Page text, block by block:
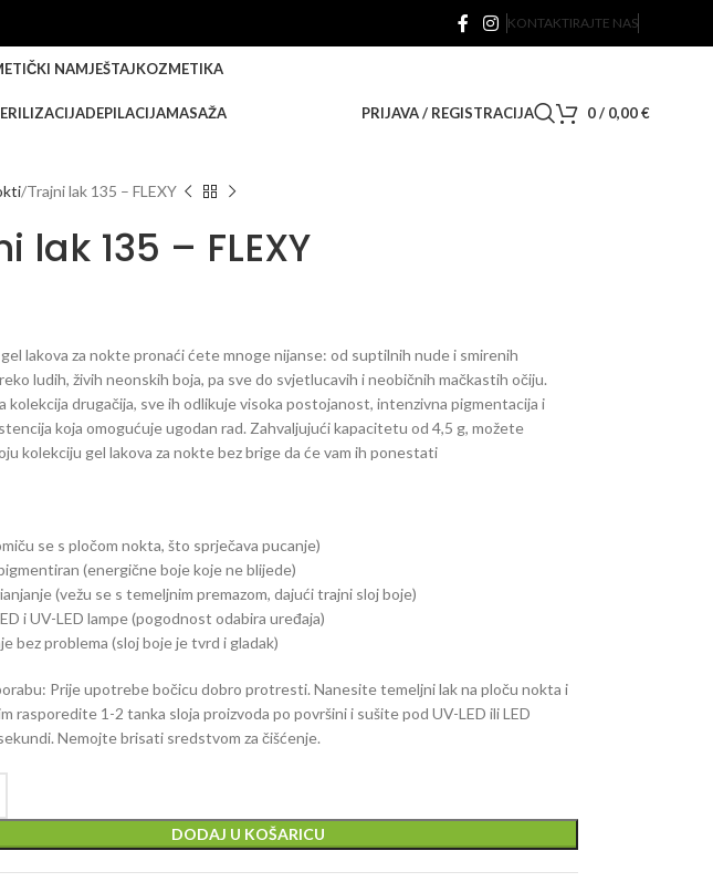
KONTAKTIRAJTE NAS
NAMJEŠTAJKOZMETIKA
DEPILACIJAMASAŽA PRIJAVA / REGISTRACIJA 0/ 0,00€
Trajni lak 135 – FLEXY
lak 135 – FLEXY
lakova za nokte pronaći ćete mnoge nijanse: od suptilnih nude i smirenih
ludih, živih neonskih boja, pa sve do svjetlucavih i neobičnih mačkastih očiju.
kolekcija drugačija, sve ih odlikuje visoka postojanost, intenzivna pigmentacija i
koja omogućuje ugodan rad. Zahvaljujući kapacitetu od 4,5 g, možete
kolekciju gel lakova za nokte bez brige da će vam ih ponestati
se s pločom nokta, što sprječava pucanje)
(energične boje koje ne blijede)
(vežu se s temeljnim premazom, dajući trajni sloj boje)
i UV-LED lampe (pogodnost odabira uređaja)
bez problema (sloj boje je tvrd i gladak)
Prije upotrebe bočicu dobro protresti. Nanesite temeljni lak na ploču nokta i
rasporedite 1-2 tanka sloja proizvoda po površini i sušite pod UV-LED ili LED
Nemojte brisati sredstvom za čišćenje.
DODAJ U KOŠARICU